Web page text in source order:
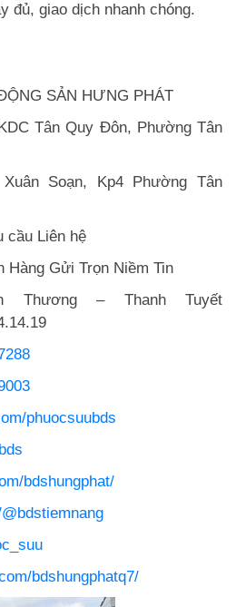
đủ, giao dịch nhanh chóng.
SẢN HƯNG PHÁT
Tân Quy Đôn, Phường Tân
Soạn, Kp4 Phường Tân
cầu Liên hệ
Hàng Gửi Trọn Niềm Tin
Thương – Thanh Tuyết
phuocsuubds
bdshungphat/
bdshungphatq7/